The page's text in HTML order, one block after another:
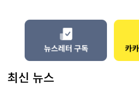
최신 뉴스